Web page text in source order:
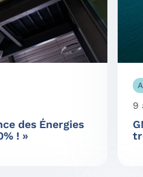
des Énergies
! »
9